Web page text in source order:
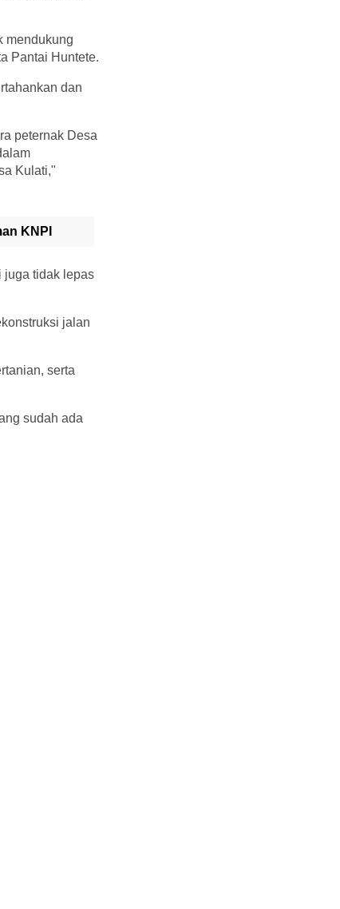
mendukung
Pantai Huntete.
dan
peternak Desa
Kulati,"
KNPI
juga tidak lepas
jalan
serta
sudah ada